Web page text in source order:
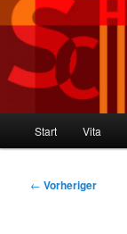
Start Vita
Beitragsnavigation
← Vorheriger